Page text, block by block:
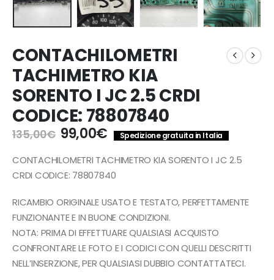
CONTACHILOMETRI
TACHIMETRO KIA
SORENTO I JC 2.5 CRDI
CODICE: 78807840
135,00€ Il
originale
era:
99,00€Il
prezzo
attuale
è:
Spedizione gratuita in Italia
CONTACHILOMETRI TACHIMETRO KIA SORENTO I JC 2.5
CRDI CODICE: 78807840
RICAMBIO ORIGINALE USATO E TESTATO, PERFETTAMENTE
FUNZIONANTE E IN BUONE CONDIZIONI.
NOTA: PRIMA DI EFFETTUARE QUALSIASI ACQUISTO
CONFRONTARE LE FOTO E I CODICI CON QUELLI DESCRITTI
NELL’INSERZIONE, PER QUALSIASI DUBBIO CONTATTATECI.